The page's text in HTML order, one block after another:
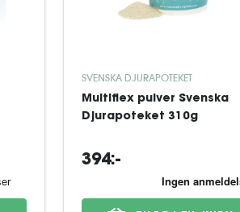
SVENSKA DJURAPOTEKET
Multiflex pulver Svenska
Djurapoteket 310g
394:-